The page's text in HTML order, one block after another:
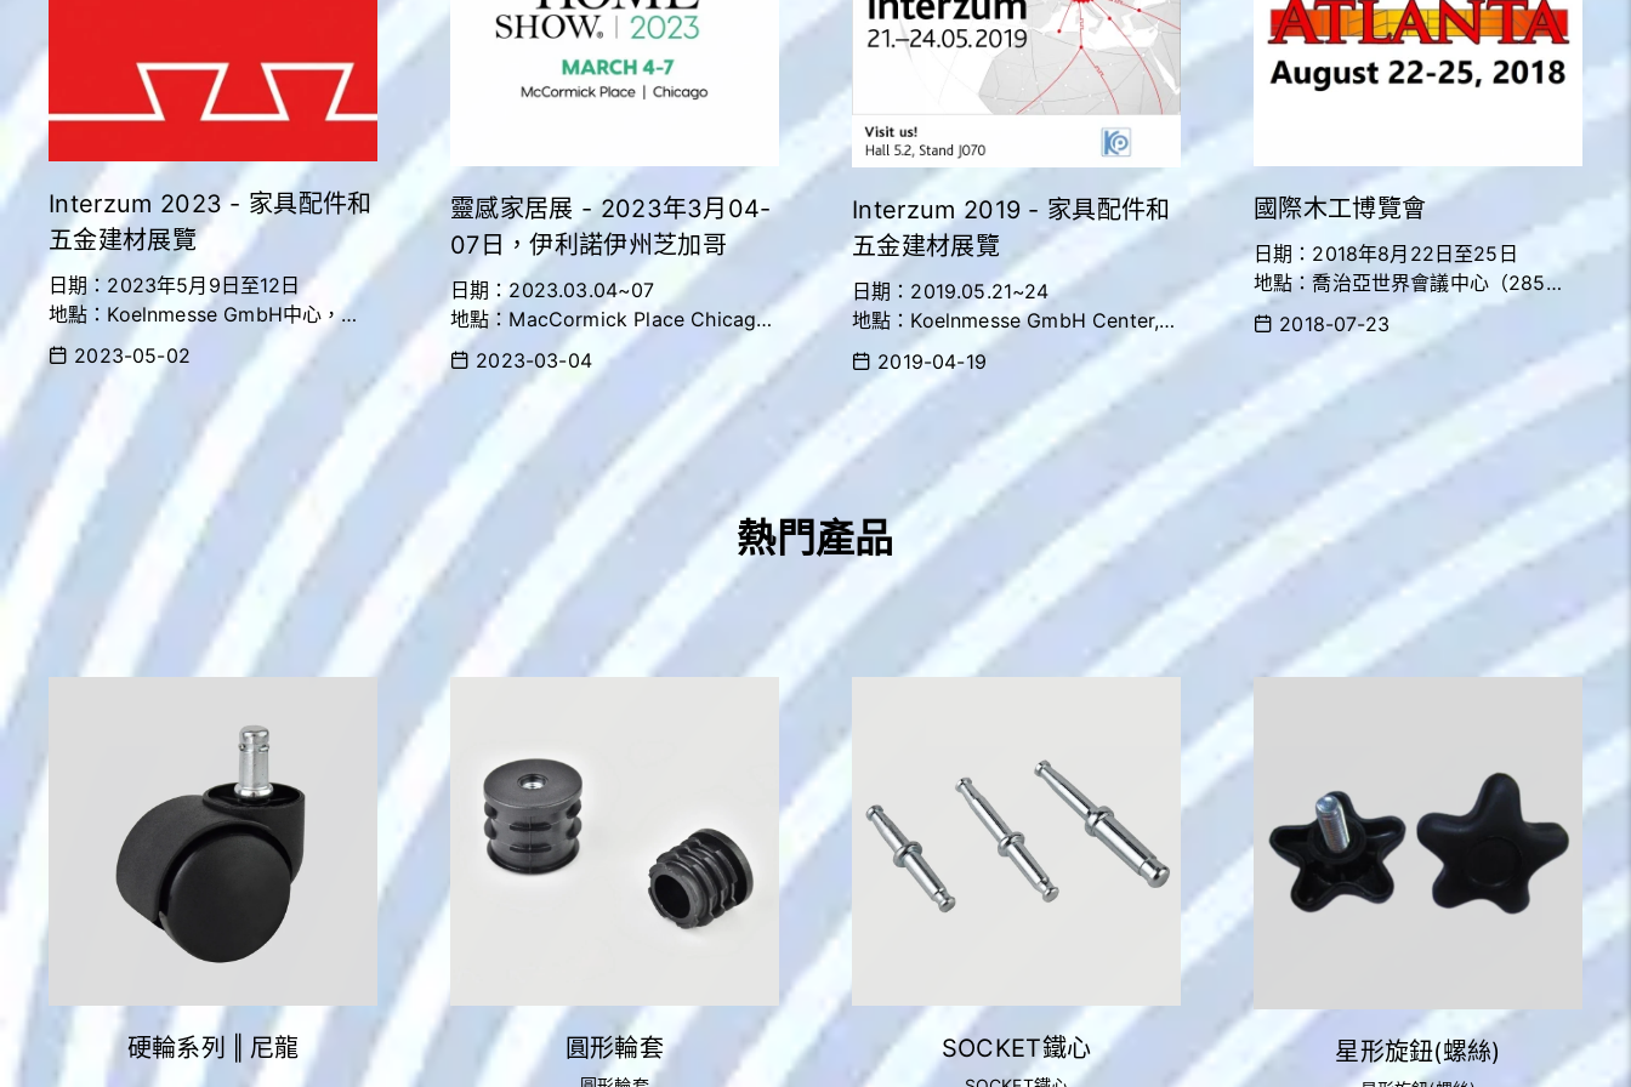
熱門產品
硬輪系列 ‖ 尼龍 圓形輪套 SOCKET鐵心 星形旋鈕(螺絲)
Interzum 2023 - 家具配件和
五金建材展覽
日期：2023年5月9日至12日
地點：Koelnmesse GmbH中心，
10.2展廳
展位號：A031
https://www.interzum.com/en/exhi
bitor/bai_yeindustrial/
2023-05-02
靈感家居展 - 2023年3月04-
07日，伊利諾伊州芝加哥
日期：2023.03.04~07
地點：MacCormick Place Chicago
/ (International Sourcing Expo)
展位號：NO10707
https://www.theinspiredhomeshow
.com/
2023-03-04
Interzum 2019 - 家具配件和
五金建材展覽
日期：2019.05.21~24
地點：Koelnmesse GmbH Center,
Hall 5.2
展位號：J070
https://www.interzum.com/en/exhi
bitor/bai_yeindustrial/
2019-04-19
國際木工博覽會
日期：2018年8月22日至25日
地點：喬治亞世界會議中心（285
Andrew Young International Blvd.,
NW, Atlanta, GA 30313-1591）
攤位號碼：2529
https://www.iwfatlanta.com/
2018-07-23